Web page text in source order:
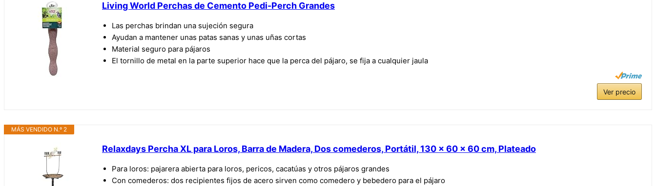
Living World Perchas de Cemento Pedi-Perch Grandes
Las perchas brindan una sujeción segura
Ayudan a mantener unas patas sanas y unas uñas cortas
Material seguro para pájaros
El tornillo de metal en la parte superior hace que la perca del pájaro, se fija a cualquier jaula
Ver precio
MÁS VENDIDO N.º 2
Relaxdays Percha XL para Loros, Barra de Madera, Dos comederos, Portátil, 130 x 60 x 60 cm, Plateado
Para loros: pajarera abierta para loros, pericos, cacatúas y otros pájaros grandes
Con comederos: dos recipientes fijos de acero sirven como comedero y bebedero para el pájaro